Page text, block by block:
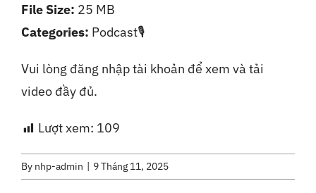
Vui lòng đăng nhập tài khoản để xem và tải
video đầy đủ.
Lượt xem: 109
File Size: 25 MB
Categories: Podcast🎙️
By nhp-admin 9 Tháng 11, 2025